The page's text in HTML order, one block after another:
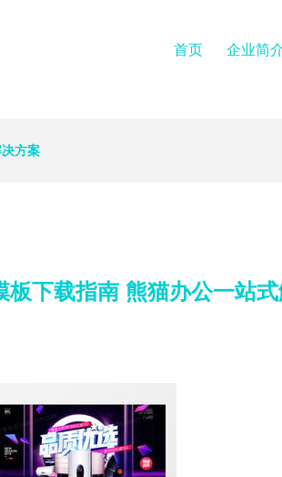
首页 企业简
方案
板下载指南 熊猫办公一站